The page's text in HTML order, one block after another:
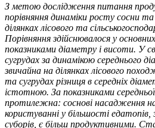
З метою дослідження питання
порівняння динаміки росту сосни
ділянках лісового та
Порівняння здійснювалося у
показниками діаметру і висоти. У
сугрудах за динамікою середнього
звичайна на ділянках лісового
та сугрудах різниця в середніх
істотною. За показниками
протилежна: соснові насадження
користуванні у більшості
суборів, є більш продуктивними.